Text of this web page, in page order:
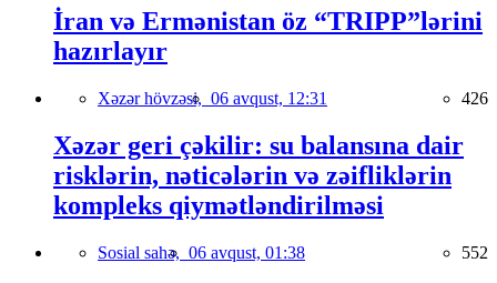
İran və Ermənistan öz “TRIPP”lərini
hazırlayır
Xəzər hövzəsi, 06 avqust, 12:31 426
Xəzər geri çəkilir: su balansına dair
risklərin, nəticələrin və zəifliklərin
kompleks qiymətləndirilməsi
Sosial sahə, 06 avqust, 01:38 552